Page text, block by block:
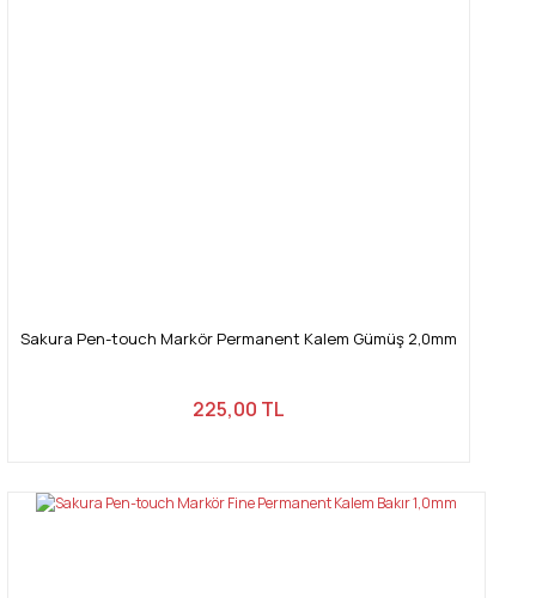
Sakura Pen-touch Markör Permanent Kalem Gümüş 2,0mm
225,00 TL